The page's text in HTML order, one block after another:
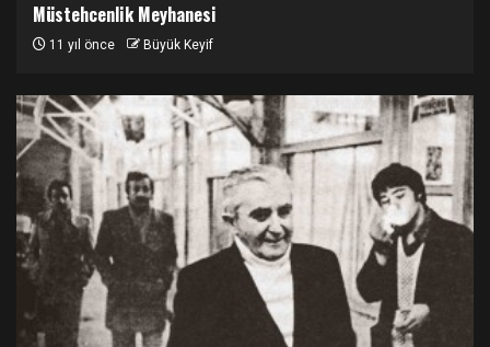
Müstehcenlik Meyhanesi
11 yıl önce Büyük Keyif